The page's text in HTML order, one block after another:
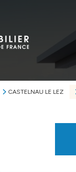
CASTELNAU LE LEZ